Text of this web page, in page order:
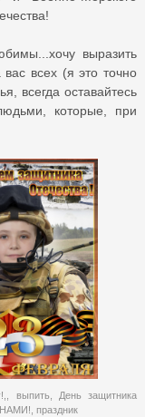
выразить
вас всех (я это точно
всегда оставайтесь
которые, при
выпить
День защитника
праздник